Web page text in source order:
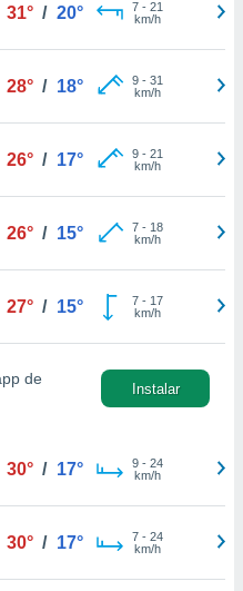
31° / 20° 7- 21
km/h
28° / 18° 9- 31
km/h
26° / 17° 9- 21
km/h
26° / 15° 7- 18
km/h
27° / 15° 7- 17
km/h
de
Instalar
30° / 17° 9- 24
km/h
30° / 17° 7- 24
km/h